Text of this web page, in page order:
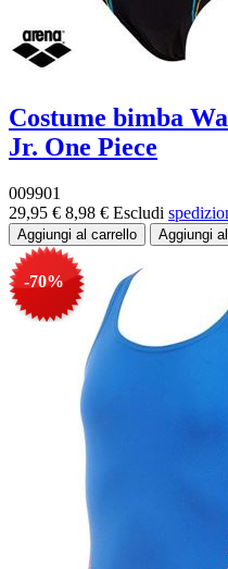
Costume bimba
Jr. One Piece
009901
29,95 € 8,98 € Escludi
-70%